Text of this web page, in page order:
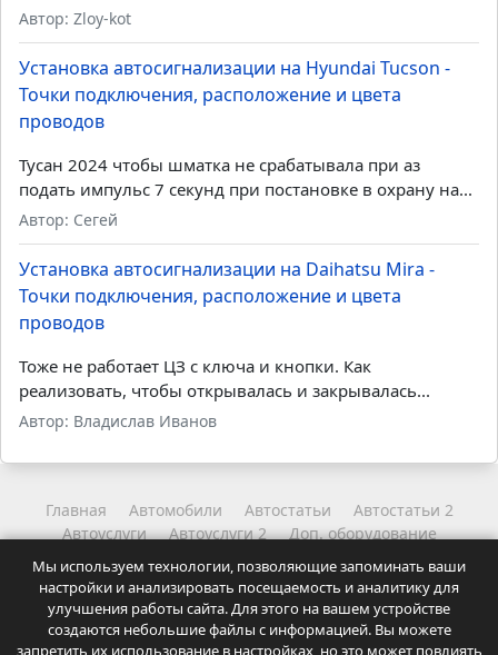
Автор: Zloy-kot
Установка автосигнализации на Hyundai Tucson -
Точки подключения, расположение и цвета
проводов
Тусан 2024 чтобы шматка не срабатывала при аз
подать импульс 7 секунд при постановке в охрану на...
Автор: Сегей
Установка автосигнализации на Daihatsu Mira -
Точки подключения, расположение и цвета
проводов
Тоже не работает ЦЗ с ключа и кнопки. Как
реализовать, чтобы открывалась и закрывалась...
Автор: Владислав Иванов
Главная Автомобили Автостатьи
Автостатьи 2
Автоуслуги
Автоуслуги 2
Доп. оборудование
Координаты администрации
Карта сайта
Точки подключения и карты установок автосигнализаций.
Статьи и советы для автолюбителей.
Посещая сайт Вы соглашаетесь сПолитикой
Мы используем технологии, позволяющие запоминать ваши
настройки и анализировать посещаемость и аналитику для
улучшения работы сайта. Для этого на вашем устройстве
создаются небольшие файлы с информацией. Вы можете
запретить их использование в настройках, но это может повлиять